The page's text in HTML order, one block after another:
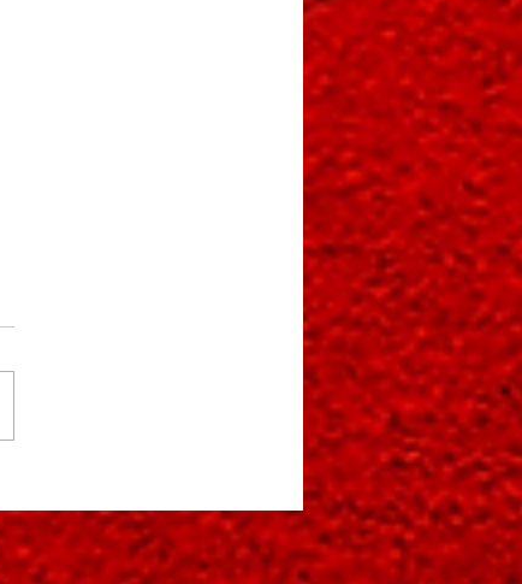
2026 Sportpark
Annaberg-Buchholz